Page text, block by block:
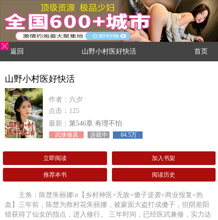
返回 山野小村医好快活 首页
山野小村医好快活
作者：六夕
点击：125
最新： 第546章 有理不怕
武侠修真 连载中 84.5万
立即阅读 加入书架
推荐本书 阅读历史
主角：陈楚朱丽娜\n【乡村神医+无敌+傻子逆袭+商业报复+热
血】三年前，陈楚为救村花朱丽娜，被蒙面大盗打成傻子，但阴差阳
错获得了仙女的指点，进入修行。 三年时间，已经医武兼修，实力达